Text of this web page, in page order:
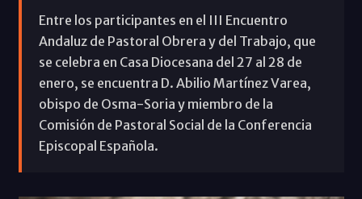
Entre los participantes en el III Encuentro
Andaluz de Pastoral Obrera y del Trabajo, que
se celebra en Casa Diocesana del 27 al 28 de
enero, se encuentra D. Abilio Martínez Varea,
obispo de Osma-Soria y miembro de la
Comisión de Pastoral Social de la Conferencia
Episcopal Española.